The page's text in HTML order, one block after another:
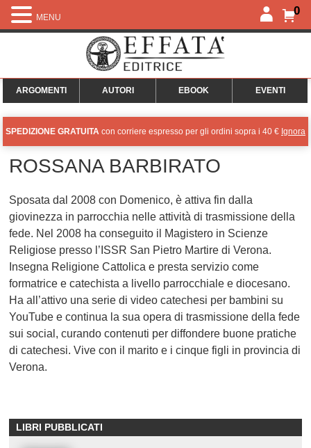
0
ARGOMENTI AUTORI EBOOK EVENTI
SPEDIZIONE GRATUITA con corriere espresso per gli ordini sopra i 40 € Ignora
ROSSANA BARBIRATO
Sposata dal 2008 con Domenico, è attiva fin dalla
giovinezza in parrocchia nelle attività di trasmissione della
fede. Nel 2008 ha conseguito il Magistero in Scienze
Religiose presso l’ISSR San Pietro Martire di Verona.
Insegna Religione Cattolica e presta servizio come
formatrice e catechista a livello parrocchiale e diocesano.
Ha all’attivo una serie di video catechesi per bambini su
YouTube e continua la sua opera di trasmissione della fede
sui social, curando contenuti per diffondere buone pratiche
di catechesi. Vive con il marito e i cinque figli in provincia di
Verona.
LIBRI PUBBLICATI
MENU